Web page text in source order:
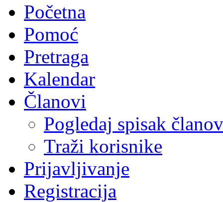
Početna
Pomoć
Pretraga
Kalendar
Članovi
Pogledaj spisak
Traži korisnike
Prijavljivanje
Registracija